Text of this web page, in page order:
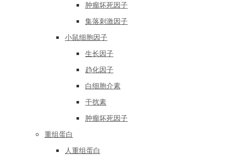
肿瘤坏死因子
集落刺激因子
小鼠细胞因子
生长因子
趋化因子
白细胞介素
干扰素
肿瘤坏死因子
重组蛋白
人重组蛋白